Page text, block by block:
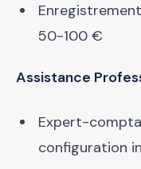
50-100 €
Assistance
Expert-
configuration